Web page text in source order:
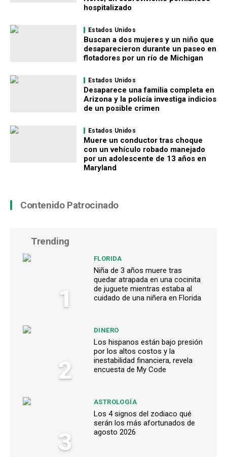
hospitalizado
Estados Unidos
Buscan a dos mujeres y un niño que
desaparecieron durante un paseo en
flotadores por un río de Michigan
Estados Unidos
Desaparece una familia completa en
Arizona y la policía investiga indicios
de un posible crimen
Estados Unidos
Muere un conductor tras choque
con un vehículo robado manejado
por un adolescente de 13 años en
Maryland
Contenido Patrocinado
Trending
1
FLORIDA
Niña de 3 años muere tras
quedar atrapada en una cocinita
de juguete mientras estaba al
cuidado de una niñera en Florida
2
DINERO
Los hispanos están bajo presión
por los altos costos y la
inestabilidad financiera, revela
encuesta de My Code
3
ASTROLOGÍA
Los 4 signos del zodiaco qué
serán los más afortunados de
agosto 2026